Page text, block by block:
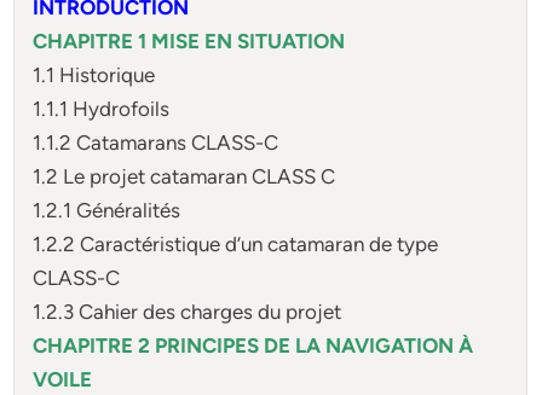
INTRODUCTION
CHAPITRE 1 MISE EN SITUATION
1.1 Historique
1.1.1 Hydrofoils
1.1.2 Catamarans CLASS-C
1.2 Le projet catamaran CLASS C
1.2.1 Généralités
1.2.2 Caractéristique d’un catamaran de type
CLASS-C
1.2.3 Cahier des charges du projet
CHAPITRE 2 PRINCIPES DE LA NAVIGATION À
VOILE